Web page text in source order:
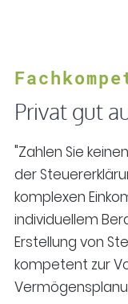
Privat gut
"Zahlen Sie
der
komplexen
individuellem
Erstellung von
kompetent zur